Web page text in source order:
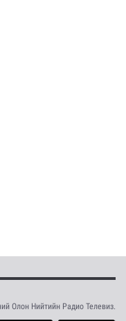
Олон Нийтийн Радио Телевиз.